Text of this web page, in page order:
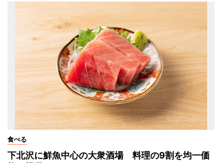
食べる
下北沢に鮮魚中心の大衆酒場 料理の9割を均一価